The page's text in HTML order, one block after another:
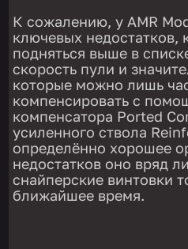
К сожалению, у AMR
ключевых
подняться выше в
скорость пули и
которые можно лишь
компенсировать с
компенсатора Ported
усиленного ствола
определённо хорошее
недостатков оно вряд
снайперские винтовки
ближайшее время.